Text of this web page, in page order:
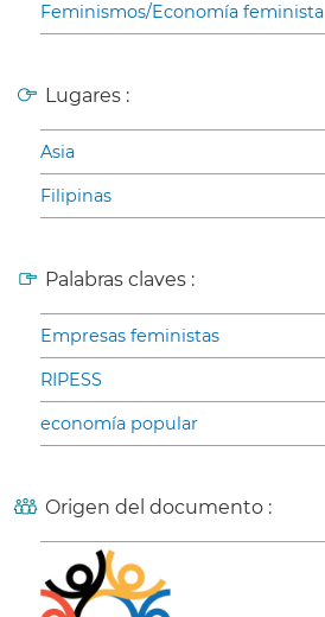
Feminismos/Economía feminista
Lugares :
Asia
Filipinas
Palabras claves :
Empresas feministas
RIPESS
economía popular
Origen del documento :